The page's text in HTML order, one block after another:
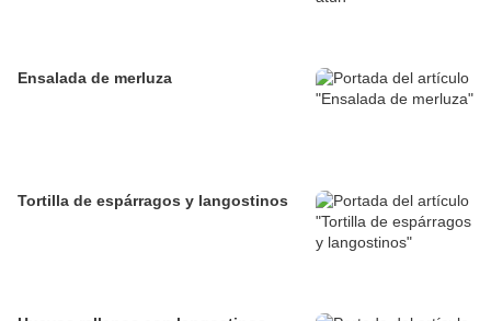
Ensalada de merluza
Tortilla de espárragos y langostinos